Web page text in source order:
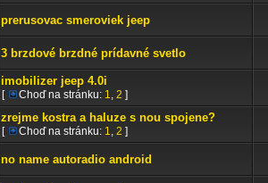
prerusovac smeroviek jeep
3 brzdové brzdné prídavné svetlo
imobilizer jeep 4.0i
[ Choď na stránku: 1, 2 ]
zrejme kostra a haluze s nou spojene?
[ Choď na stránku: 1, 2 ]
no name autoradio android